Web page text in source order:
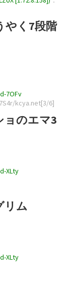
やく7段階
7OFv
kcya.net[3/6]
ョのエマ3
XLty
リム
XLty